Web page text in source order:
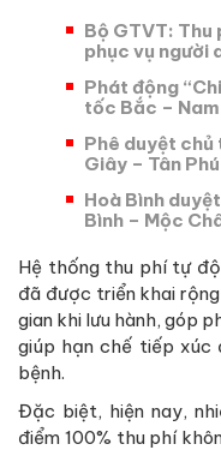
Bộ GTVT: Thu
phục vụ người
Phát động
tốc Bắc –
Phê duyệt
Giây – Tân
Hoà Bình
Bình – Mộc
Hệ thống thu phí tự
đã được triển khai
gian khi lưu hành, góp
giúp hạn chế tiếp xúc
bệnh.
Đặc biệt, hiện nay,
điểm 100% thu phí